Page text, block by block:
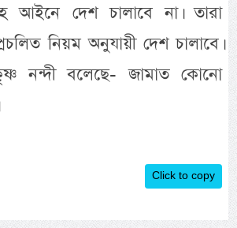
আইনে দেশ চালাবে না। তারা
নিয়ম অনুযায়ী দেশ চালাবে।
কৃষ্ণ নন্দী বলেছে- জামাত কোনো
Click to copy